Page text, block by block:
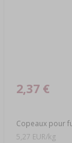
Copeaux pour
2,37 €
5,27 EUR/kg